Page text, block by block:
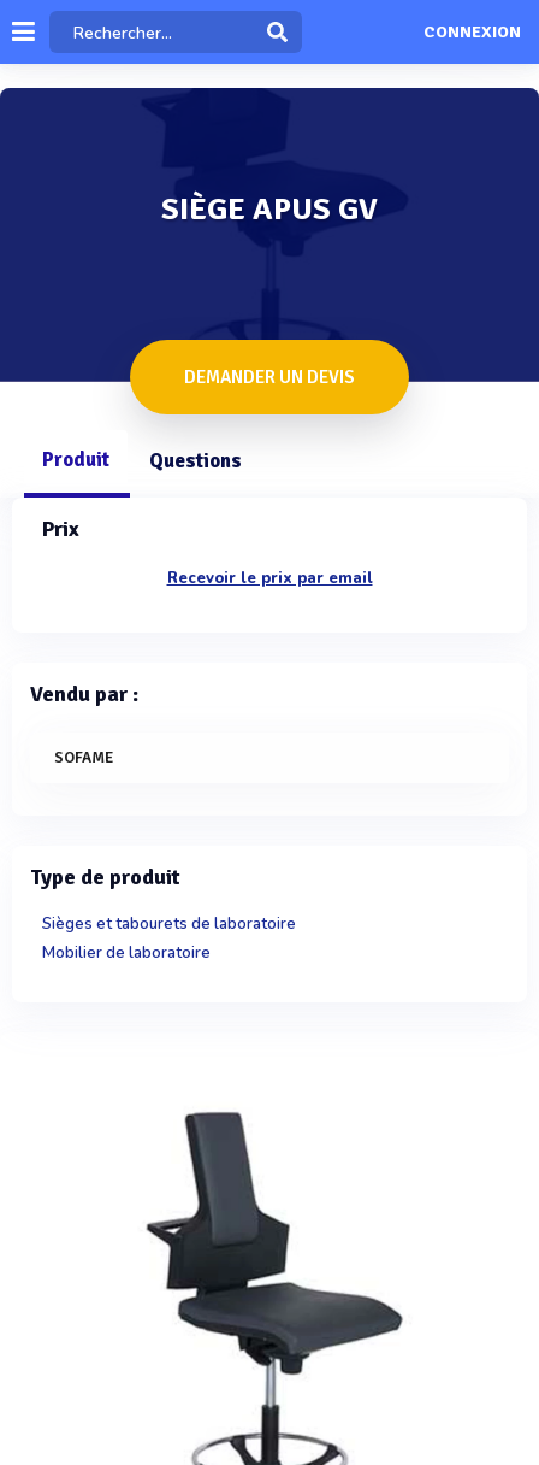
CONNEXION
SIÈGE APUS GV
DEMANDER UN DEVIS
Produit Questions
Prix
Recevoir le prix par email
Vendu par :
SOFAME
Type de produit
Sièges et tabourets de laboratoire
Mobilier de laboratoire